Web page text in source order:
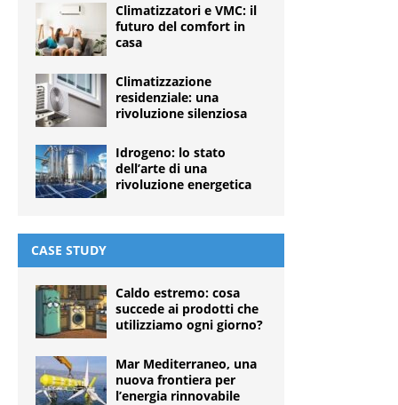
Climatizzatori e VMC: il
futuro del comfort in
casa
Climatizzazione
residenziale: una
rivoluzione silenziosa
Idrogeno: lo stato
dell’arte di una
rivoluzione energetica
CASE STUDY
Caldo estremo: cosa
succede ai prodotti che
utilizziamo ogni giorno?
Mar Mediterraneo, una
nuova frontiera per
l’energia rinnovabile